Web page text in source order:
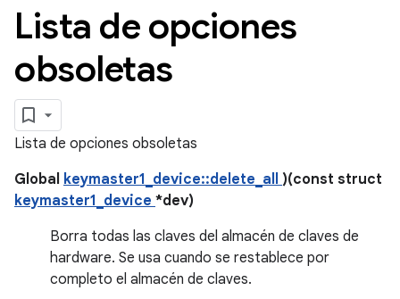
Lista de opciones
obsoletas
Lista de opciones obsoletas
Global keymaster1_device::delete_all )(const struct
keymaster1_device *dev)
Borra todas las claves del almacén de claves de
hardware. Se usa cuando se restablece por
completo el almacén de claves.